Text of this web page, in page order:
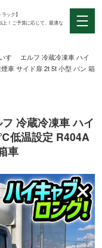
ック】
上！ご予算に応じて、最適な
すゞ エルフ 冷蔵冷凍車 ハイ
車 サイド扉 2t 5t 小型 バン 箱
冷蔵冷凍車 ハイ
低温設定 R404A
車